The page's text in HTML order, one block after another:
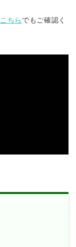
こちら でもご確認く